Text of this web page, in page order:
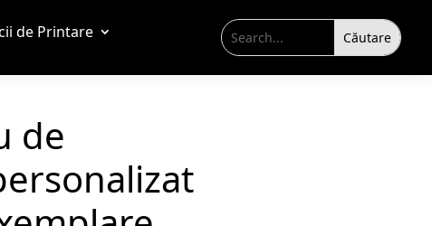
de Printare
de